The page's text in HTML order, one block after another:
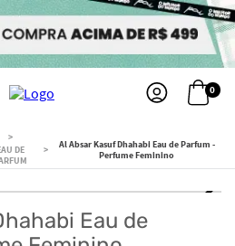
0
DE
Al Absar Kasuf Dhahabi Eau de Parfum -
Perfume Feminino
Eau de